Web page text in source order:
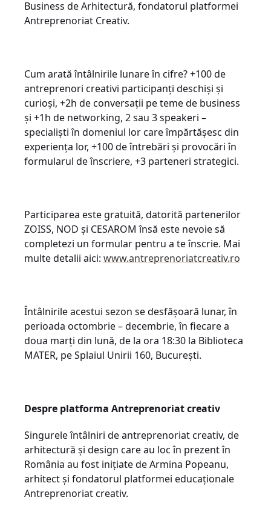
Business de Arhitectură, fondatorul platformei
Antreprenoriat Creativ.
Cum arată întâlnirile lunare în cifre? +100 de
antreprenori creativi participanți deschiși și
curioși, +2h de conversații pe teme de business
și +1h de networking, 2 sau 3 speakeri –
specialiști în domeniul lor care împărtășesc din
experiența lor, +100 de întrebări și provocări în
formularul de înscriere, +3 parteneri strategici.
Participarea este gratuită, datorită partenerilor
ZOISS, NOD și CESAROM însă este nevoie să
completezi un formular pentru a te înscrie. Mai
multe detalii aici: www.antreprenoriatcreativ.ro
Întâlnirile acestui sezon se desfășoară lunar, în
perioada octombrie – decembrie, în fiecare a
doua marți din lună, de la ora 18:30 la Biblioteca
MATER, pe Splaiul Unirii 160, București.
Despre platforma Antreprenoriat creativ
Singurele întâlniri de antreprenoriat creativ, de
arhitectură și design care au loc în prezent în
România au fost inițiate de Armina Popeanu,
arhitect și fondatorul platformei educaționale
Antreprenoriat creativ.